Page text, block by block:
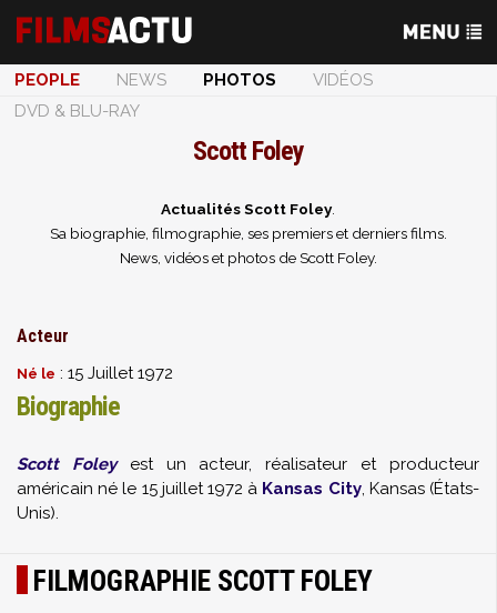
PEOPLE NEWS PHOTOS
VIDÉOS
DVD & BLU-RAY
Scott Foley
Actualités Scott Foley.
Sa biographie, filmographie, ses premiers et derniers films.
News, vidéos et photos de Scott Foley.
Acteur
Né le : 15 Juillet 1972
Biographie
Scott Foleyest un acteur, réalisateur et producteur
américain né le 15 juillet 1972 à Kansas City, Kansas (États-
Unis).
FILMOGRAPHIE SCOTT FOLEY